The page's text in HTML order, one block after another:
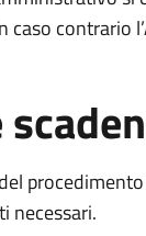
caso contrario
necessari.